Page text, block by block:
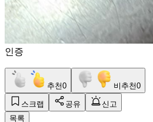
인증
추천0 비추천0
스크랩 공유
신고
목록